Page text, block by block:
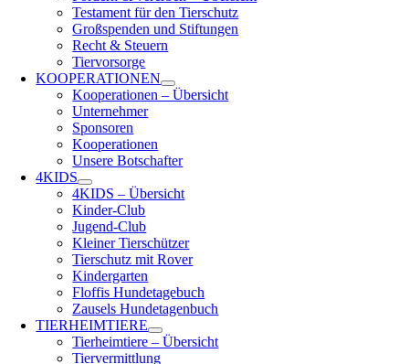
Testament für den Tierschutz
Großspenden und Stiftungen
Recht & Steuern
Tiervorsorge
KOOPERATIONEN
Kooperationen – Übersicht
Unternehmer
Sponsoren
Kooperationen
Unsere Botschafter
4KIDS
4KIDS – Übersicht
Kinder-Club
Jugend-Club
Kleiner Tierschützer
Tierschutz mit Rover
Kindergarten
Floffis Hundetagebuch
Zausels Hundetagenbuch
TIERHEIMTIERE
Tierheimtiere – Übersicht
Tiervermittlung